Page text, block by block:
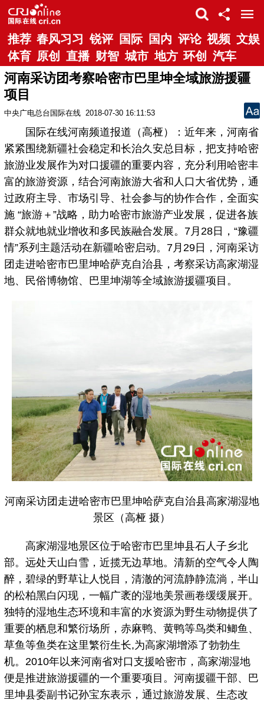
推荐 春风习习 锐评 国际 国内 评论 视频 文娱
体育 原创 直播 财智 城市 地方 环创 汽车
河南采访团考察哈密市巴里坤全域旅游援疆
项目
中央广电总台国际在线 2018-07-30 16:11:53
国际在线河南频道报道（高桠）：近年来，河南省
紧紧围绕新疆社会稳定和长治久安总目标，把支持哈密
旅游业发展作为对口援疆的重要内容，充分利用哈密丰
富的旅游资源，结合河南旅游大省和人口大省优势，通
过政府主导、市场引导、社会参与的协作合作，全面实
施 “旅游＋”战略，助力哈密市旅游产业发展，促进各族
群众就地就业增收和多民族融合发展。7月28日，“豫疆
情”系列主题活动在新疆哈密启动。7月29日，河南采访
团走进哈密市巴里坤哈萨克自治县，考察采访高家湖湿
地、民俗博物馆、巴里坤湖等全域旅游援疆项目。
河南采访团走进哈密市巴里坤哈萨克自治县高家湖湿地
景区（高桠 摄）
高家湖湿地景区位于哈密市巴里坤县石人子乡北
部。远处天山白雪，近揽无边草地。清新的空气令人陶
醉，碧绿的野草让人悦目，清澈的河流静静流淌，半山
的松柏黑白闪现，一幅广袤的湿地美景画卷缓缓展开。
独特的湿地生态环境和丰富的水资源为野生动物提供了
重要的栖息和繁衍场所，赤麻鸭、黄鸭等鸟类和鲫鱼、
草鱼等鱼类在这里繁衍生长,为高家湖增添了勃勃生
机。2010年以来河南省对口支援哈密市，高家湖湿地
便是推进旅游援疆的一个重要项目。河南援疆干部、巴
里坤县委副书记孙宝东表示，通过旅游发展、生态改